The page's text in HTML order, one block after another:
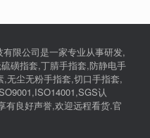
限公司是一家专业从事研发,
磺指套,丁腈手指套,防静电手
无尘无粉手指套,切口手指套,
认
有良好声誉,欢迎远程看货.官